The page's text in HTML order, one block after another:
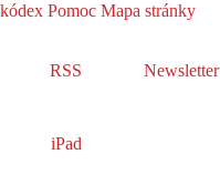
kódex Pomoc Mapa stránky
RSS Newsletter
iPad